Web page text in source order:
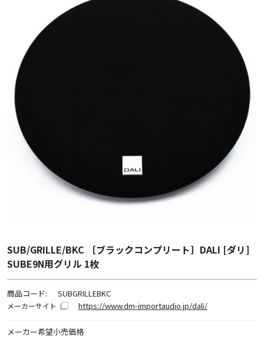
SUB/GRILLE/BKC ［ブラックコンプリート］DALI [ダリ]
SUBE9N用グリル 1枚
商品コード: SUBGRILLEBKC
メーカーサイト https://www.dm-importaudio.jp/dali/
メーカー希望小売価格